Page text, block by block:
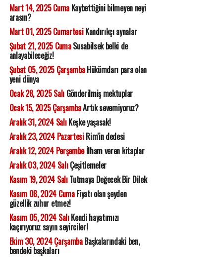
Mart 14, 2025 CumaKaybettiğini bilmeyen neyi
arasın?
Mart 01, 2025 CumartesiKandırıkçı aynalar
Şubat 21, 2025 CumaSusabilsek belki de
anlayabileceğiz!
Şubat 05, 2025 ÇarşambaHükümdarı para olan
yeni dünya
Ocak 28, 2025 SalıGönderilmiş mektuplar
Ocak 15, 2025 ÇarşambaArtık sevemiyoruz?
Aralık 31, 2024 SalıKeşke yaşasak!
Aralık 23, 2024 PazartesiRim'in dedesi
Aralık 12, 2024 Perşembeİlham veren kitaplar
Aralık 03, 2024 SalıÇeşitlemeler
Kasım 19, 2024 SalıTutmaya Değecek Bir Dilek
Kasım 08, 2024 CumaFiyatı olan şeyden
güzellik zuhur etmez!
Kasım 05, 2024 SalıKendi hayatımızı
kaçırıyoruz sayın seyirciler!
Ekim 30, 2024 ÇarşambaBaşkalarındaki ben,
bendeki başkaları